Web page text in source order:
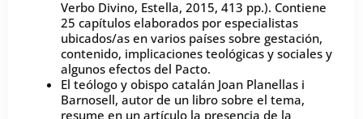
Verbo Divino, Estella, 2015, 413 pp.). Contiene
25 capítulos elaborados por especialistas
ubicados/as en varios países sobre gestación,
contenido, implicaciones teológicas y sociales y
algunos efectos del Pacto.
El teólogo y obispo catalán Joan Planellas i
Barnosell, autor de un libro sobre el tema,
resume en un artículo la presencia de la